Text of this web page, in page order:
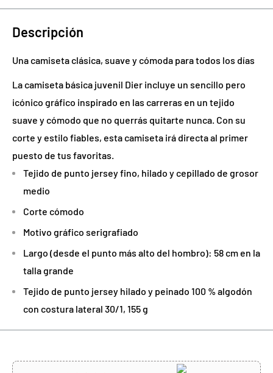
Descripción
Una camiseta clásica, suave y cómoda para todos los días
La camiseta básica juvenil Dier incluye un sencillo pero
icónico gráfico inspirado en las carreras en un tejido
suave y cómodo que no querrás quitarte nunca. Con su
corte y estilo fiables, esta camiseta irá directa al primer
puesto de tus favoritas.
Tejido de punto jersey fino, hilado y cepillado de grosor
medio
Corte cómodo
Motivo gráfico serigrafiado
Largo (desde el punto más alto del hombro): 58 cm en la
talla grande
Tejido de punto jersey hilado y peinado 100 % algodón
con costura lateral 30/1, 155 g